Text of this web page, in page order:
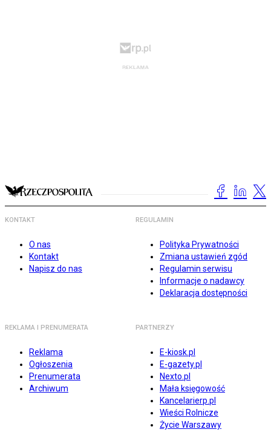
KONTAKT
O nas
Kontakt
Napisz do nas
REGULAMIN
Polityka Prywatności
Zmiana ustawień zgód
Regulamin serwisu
Informacje o nadawcy
Deklaracja dostępności
REKLAMA I PRENUMERATA
Reklama
Ogłoszenia
Prenumerata
Archiwum
PARTNERZY
E-kiosk.pl
E-gazety.pl
Nexto.pl
Mała księgowość
Kancelarierp.pl
Wieści Rolnicze
Życie Warszawy